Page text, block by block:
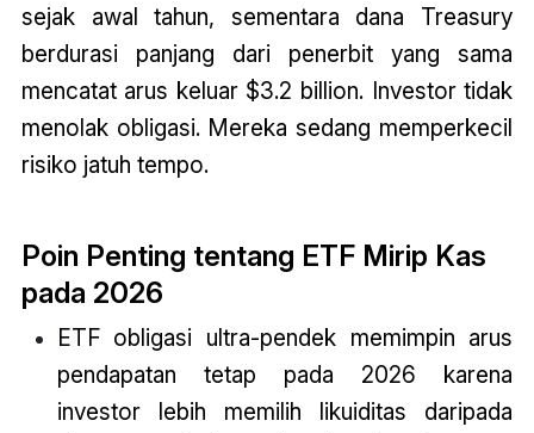
sejak awal tahun, sementara dana Treasury
berdurasi panjang dari penerbit yang sama
mencatat arus keluar $3.2 billion. Investor tidak
menolak obligasi. Mereka sedang memperkecil
risiko jatuh tempo.
Poin Penting tentang ETF Mirip Kas
pada 2026
ETF obligasi ultra-pendek memimpin arus
pendapatan tetap pada 2026 karena
investor lebih memilih likuiditas daripada